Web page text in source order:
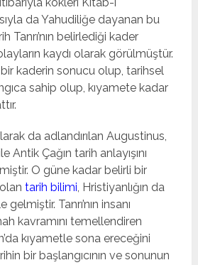
da Yahudiliğe dayanan bu
Tanrı’nın belirlediği kader
kaydı olarak görülmüştür.
kaderin sonucu olup, tarihsel
sahip olup, kıyamete kadar
da adlandırılan Augustinus,
Antik Çağın tarih anlayışını
O güne kadar belirli bir
tarih bilimi, Hristiyanlığın da
Tanrı’nın insanı
kavramını temellendiren
kıyametle sona ereceğini
bir başlangıcının ve sonunun